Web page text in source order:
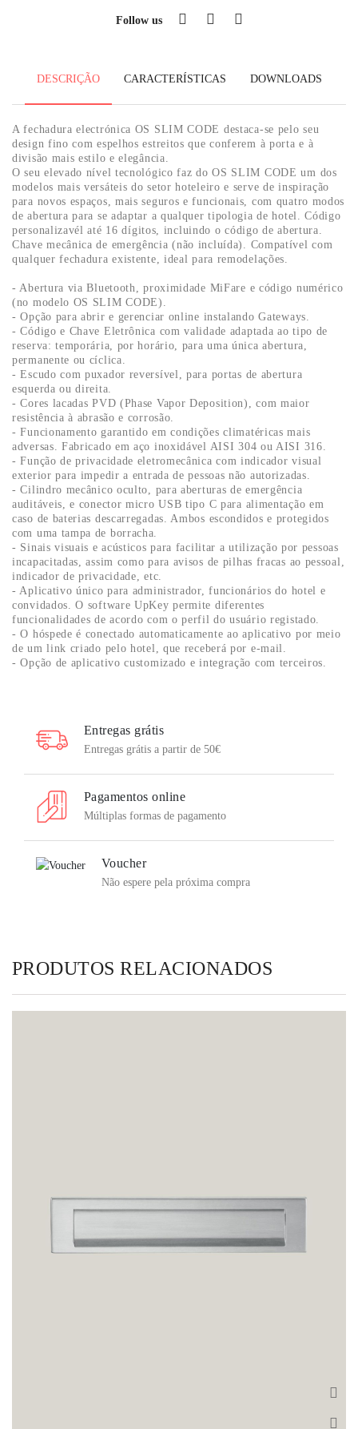
Follow us
DESCRIÇÃO CARACTERÍSTICAS DOWNLOADS
A fechadura electrónica OS SLIM CODE destaca-se pelo seu
design fino com espelhos estreitos que conferem à porta e à
divisão mais estilo e elegância.
O seu elevado nível tecnológico faz do OS SLIM CODE um dos
modelos mais versáteis do setor hoteleiro e serve de inspiração
para novos espaços, mais seguros e funcionais, com quatro modos
de abertura para se adaptar a qualquer tipologia de hotel.Código
personalizavél até 16 dígitos, incluindo o código de abertura.
Chave mecânica de emergência (não incluída). Compatível com
qualquer fechadura existente, ideal para remodelações.
- Abertura via Bluetooth, proximidade MiFare e código numérico
(no modelo OS SLIM CODE).
- Opção para abrir e gerenciar online instalando Gateways.
- Código e Chave Eletrônica com validade adaptada ao tipo de
reserva: temporária, por horário, para uma única abertura,
permanente ou cíclica.
- Escudo com puxador reversível, para portas de abertura
esquerda ou direita.
- Cores lacadas PVD (Phase Vapor Deposition), com maior
resistência à abrasão e corrosão.
- Funcionamento garantido em condições climatéricas mais
adversas. Fabricado em aço inoxidável AISI 304 ou AISI 316.
- Função de privacidade eletromecânica com indicador visual
exterior para impedir a entrada de pessoas não autorizadas.
- Cilindro mecânico oculto, para aberturas de emergência
auditáveis, e conector micro USB tipo C para alimentação em
caso de baterias descarregadas. Ambos escondidos e protegidos
com uma tampa de borracha.
- Sinais visuais e acústicos para facilitar a utilização por pessoas
incapacitadas, assim como para avisos de pilhas fracas ao pessoal,
indicador de privacidade, etc.
- Aplicativo único para administrador, funcionários do hotel e
convidados. O software UpKey permite diferentes
funcionalidades de acordo com o perfil do usuário registado.
- O hóspede é conectado automaticamente ao aplicativo por meio
de um link criado pelo hotel, que receberá por e-mail.
- Opção de aplicativo customizado e integração com terceiros.
Entregas grátis
Entregas grátis a partir de 50€
Pagamentos online
Múltiplas formas de pagamento
Voucher
Não espere pela próxima compra
PRODUTOS RELACIONADOS